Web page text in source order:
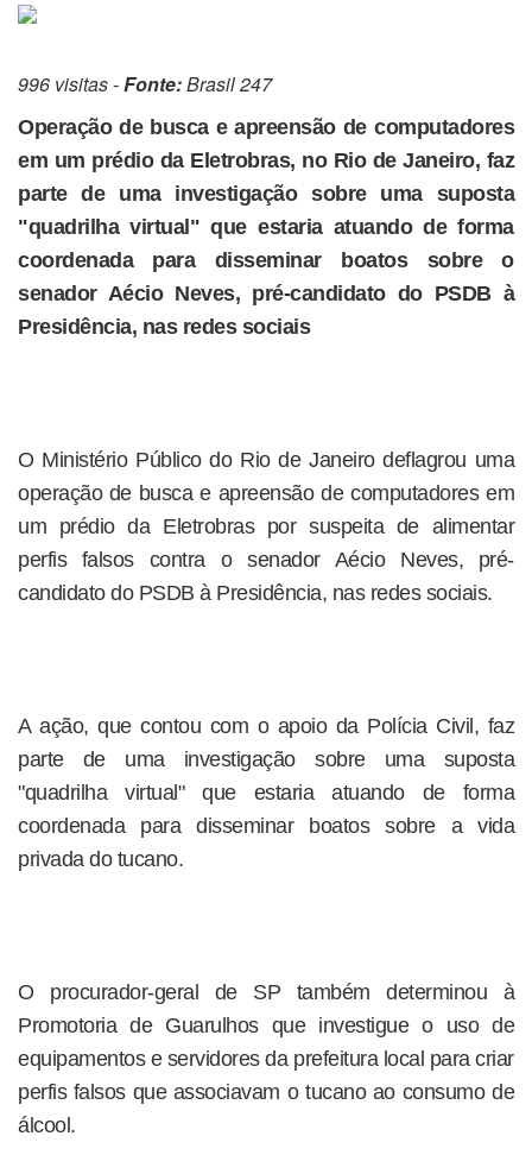
996 visitas -Fonte:Brasil 247
Operação de busca e apreensão de computadores
em um prédio da Eletrobras, no Rio de Janeiro, faz
parte de uma investigação sobre uma suposta
"quadrilha virtual" que estaria atuando de forma
coordenada para disseminar boatos sobre o
senador Aécio Neves, pré-candidato do PSDB à
Presidência, nas redes sociais
O Ministério Público do Rio de Janeiro deflagrou uma
operação de busca e apreensão de computadores em
um prédio da Eletrobras por suspeita de alimentar
perfis falsos contra o senador Aécio Neves, pré-
candidato do PSDB à Presidência, nas redes sociais.
A ação, que contou com o apoio da Polícia Civil, faz
parte de uma investigação sobre uma suposta
"quadrilha virtual" que estaria atuando de forma
coordenada para disseminar boatos sobre a vida
privada do tucano.
O procurador-geral de SP também determinou à
Promotoria de Guarulhos que investigue o uso de
equipamentos e servidores da prefeitura local para criar
perfis falsos que associavam o tucano ao consumo de
álcool.